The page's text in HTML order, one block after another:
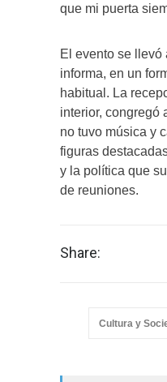
que mi puerta
El evento se llevó
informa, en un
habitual. La
interior, congregó
no tuvo música y
figuras
y la política que
de reuniones.
Share:
Cultura y